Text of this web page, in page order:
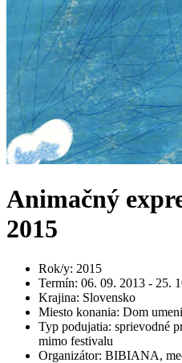
Animačný
2015
Rok/y: 2015
Termín: 06. 09. 2013 - 25.
Krajina: Slovensko
Miesto konania: Dom
Typ podujatia: sprievodné
mimo festivalu
Organizátor: BIBIANA,